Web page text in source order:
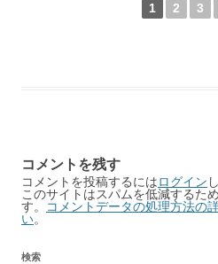
1 2 3
コメントを残す
コメントを投稿するにはログイン
このサイトはスパムを低減するた
す。
コメントデータの処理方法の
い。
検索